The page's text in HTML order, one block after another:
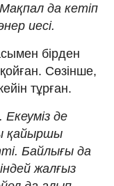
да кетіп
иесі.
бірден
Сөзінше,
тұрған.
де
қайыршы
Байлығы да
жалғыз